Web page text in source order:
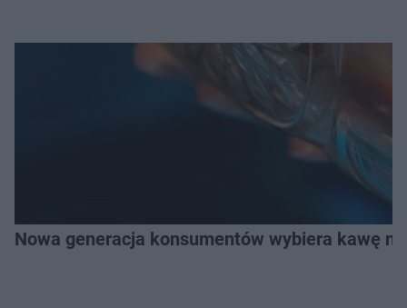
Nowa generacja konsumentów wybiera kawę